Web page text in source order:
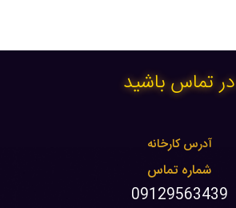
در تماس باشید
آدرس کارخانه
شماره تماس
09129563439